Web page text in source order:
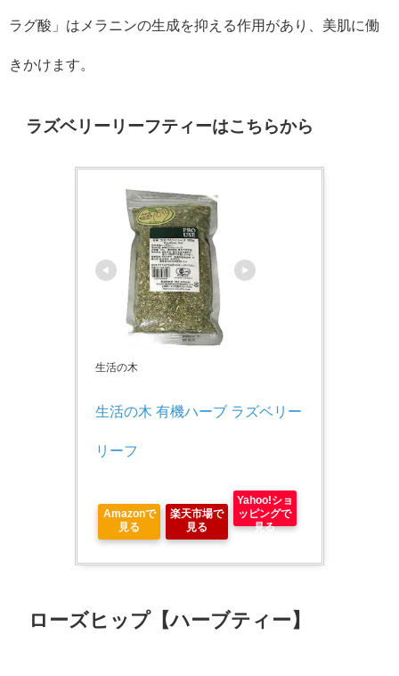
ラグ酸」はメラニンの生成を抑える作用があり、美肌に働
きかけます。
ラズベリーリーフティーはこちらから
生活の木
生活の木 有機ハーブ ラズベリー
リーフ
Amazonで
見る
楽天市場で
見る
Yahoo!ショ
ッピングで
見る
ローズヒップ【ハーブティー】